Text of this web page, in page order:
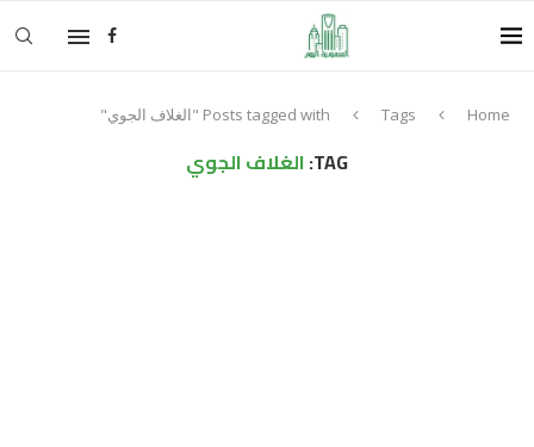
Home
Tags Posts tagged with "الغلاف الجوي"
TAG: الغلاف الجوي